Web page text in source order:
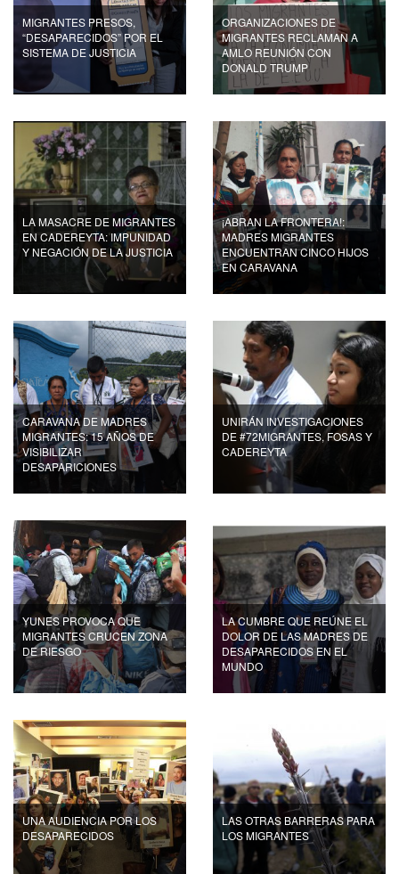
MIGRANTES PRESOS,
“DESAPARECIDOS” POR EL
SISTEMA DE JUSTICIA
ORGANIZACIONES DE
MIGRANTES RECLAMAN A
AMLO REUNIÓN CON
DONALD TRUMP
LA MASACRE DE MIGRANTES
EN CADEREYTA: IMPUNIDAD
Y NEGACIÓN DE LA JUSTICIA
¡ABRAN LA FRONTERA!:
MADRES MIGRANTES
ENCUENTRAN CINCO HIJOS
EN CARAVANA
CARAVANA DE MADRES
MIGRANTES: 15 AÑOS DE
VISIBILIZAR
DESAPARICIONES
UNIRÁN INVESTIGACIONES
DE #72MIGRANTES, FOSAS Y
CADEREYTA
YUNES PROVOCA QUE
MIGRANTES CRUCEN ZONA
DE RIESGO
LA CUMBRE QUE REÚNE EL
DOLOR DE LAS MADRES DE
DESAPARECIDOS EN EL
MUNDO
UNA AUDIENCIA POR LOS
DESAPARECIDOS
LAS OTRAS BARRERAS PARA
LOS MIGRANTES